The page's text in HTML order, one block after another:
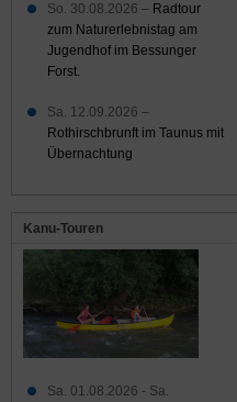
So. 30.08.2026 – Radtour
zum Naturerlebnistag am
Jugendhof im Bessunger
Forst.
Sa. 12.09.2026 –
Rothirschbrunft im Taunus mit
Übernachtung
Kanu-Touren
Sa. 01.08.2026 - Sa.